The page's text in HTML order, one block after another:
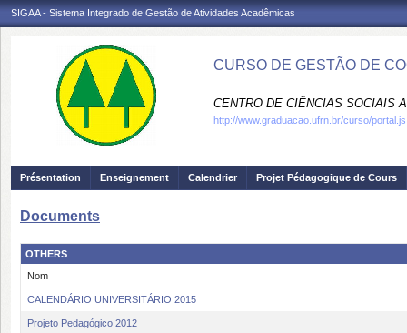
SIGAA - Sistema Integrado de Gestão de Atividades Acadêmicas
CURSO DE GESTÃO DE
CENTRO DE CIÊNCIAS SOCIAIS
http://www.graduacao.ufrn.br/curso/portal.js
Présentation Enseignement Calendrier Projet Pédagogique de Cours
Documents
OTHERS
Nom
CALENDÁRIO UNIVERSITÁRIO 2015
Projeto Pedagógico 2012